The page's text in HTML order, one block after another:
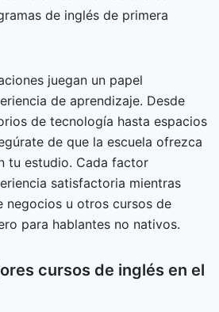
de inglés de primera
juegan un papel
de aprendizaje. Desde
de tecnología hasta espacios
de que la escuela ofrezca
tu estudio. Cada factor
satisfactoria mientras
negocios u otros cursos de
para hablantes no nativos.
cursos de inglés en el